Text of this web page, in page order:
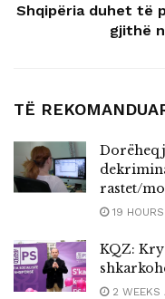
Shqipëria duhet të
gjithë
TË
rastet/
19
KQZ:
2 WEEKS